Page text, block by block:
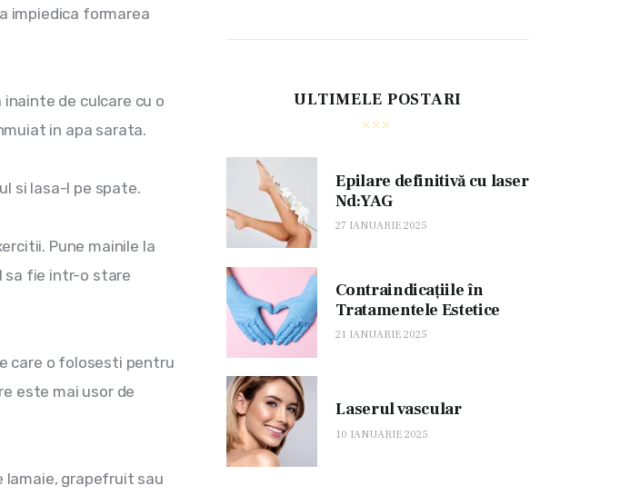
impiedica formarea
inainte de culcare cu o
in apa sarata.
si lasa-l pe spate.
Pune mainile la
sa fie intr-o stare
care o folosesti pentru
este mai usor de
lamaie, grapefruit sau
ULTIMELE POSTARI
Epilare definitivă cu laser
Nd:YAG
27 IANUARIE 2025
Contraindicațiile în
Tratamentele Estetice
21 IANUARIE 2025
Laserul vascular
10 IANUARIE 2025